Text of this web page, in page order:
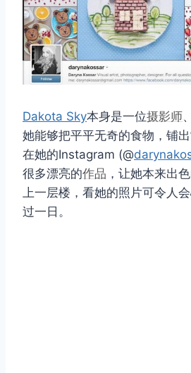
Dakota Sky本身是一位摄影师
她能够把平平无奇的食物，铺
在她的Instagram (@
很多漂亮的作品 ，让她本来出
上一层楼，看她的照片可令人
过一日。